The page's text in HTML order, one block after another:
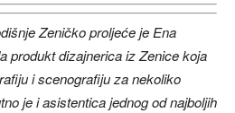
Zeničko proljeće je Ena
produkt dizajnerica iz Zenice koja
i scenografiju za nekoliko
je i asistentica jednog od najboljih